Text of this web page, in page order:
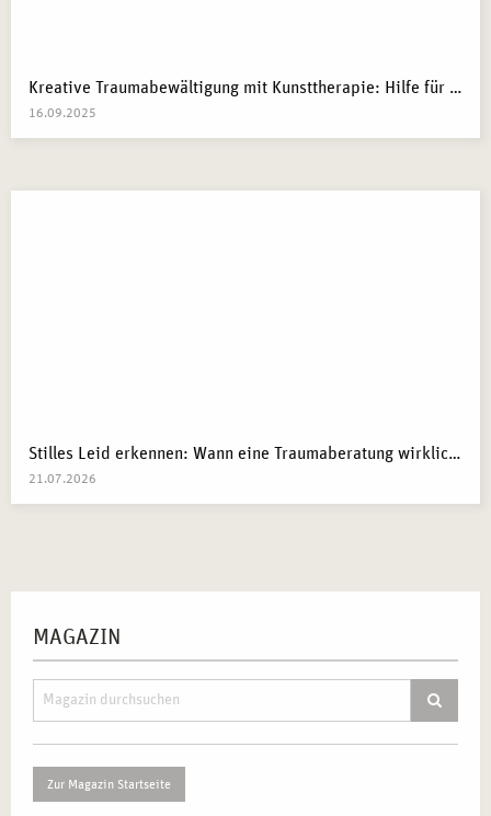
Kreative Traumabewältigung mit Kunsttherapie: Hilfe für Kriegsflüchtlinge
16.09.2025
Stilles Leid erkennen: Wann eine Traumaberatung wirklich der richtige Schritt ist
21.07.2026
MAGAZIN
Zur Magazin Startseite